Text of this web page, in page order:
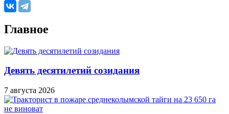
Главное
Девять десятилетий созидания
7 августа 2026